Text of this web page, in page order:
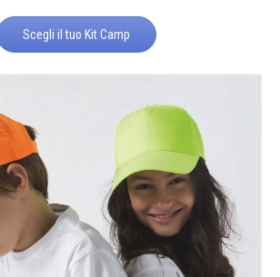
Scegli il tuo Kit Camp